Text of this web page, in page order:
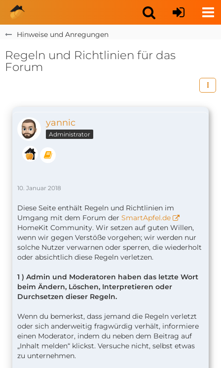
Hinweise und Anregungen
Regeln und Richtlinien für das
Forum
yannic
Administrator
10. Januar 2018
Diese Seite enthält Regeln und Richtlinien im
Umgang mit dem Forum der SmartApfel.de
HomeKit Community. Wir setzen auf guten Willen,
wenn wir gegen Verstöße vorgehen; wir werden nur
solche Nutzer verwarnen oder sperren, die wiederholt
oder absichtlich diese Regeln verletzen.
1 ) Admin und Moderatoren haben das letzte Wort
beim Ändern, Löschen, Interpretieren oder
Durchsetzen dieser Regeln.
Wenn du bemerkst, dass jemand die Regeln verletzt
oder sich anderweitig fragwürdig verhält, informiere
einen Moderator, indem du neben dem Beitrag auf
„Inhalt melden“ klickst. Versuche nicht, selbst etwas
zu unternehmen.